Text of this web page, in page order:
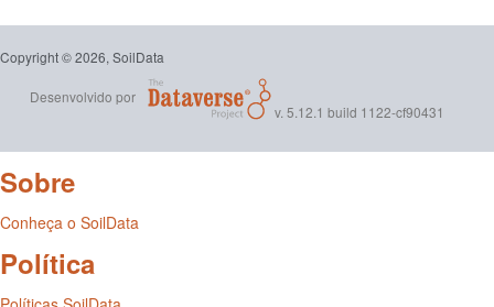
Copyright © 2026, SoilData
Desenvolvido por
v. 5.12.1 build 1122-cf90431
Sobre
Conheça o SoilData
Política